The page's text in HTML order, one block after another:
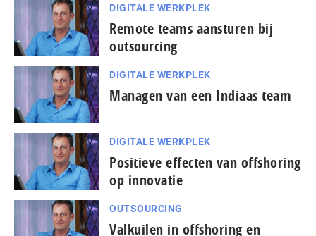
DIGITALE WERKPLEK
Remote teams aansturen bij
outsourcing
DIGITALE WERKPLEK
Managen van een Indiaas team
DIGITALE WERKPLEK
Positieve effecten van offshoring
op innovatie
OUTSOURCING
Valkuilen in offshoring en